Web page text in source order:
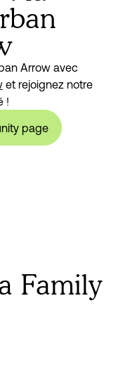
et rejoignez notre
!
page
Family